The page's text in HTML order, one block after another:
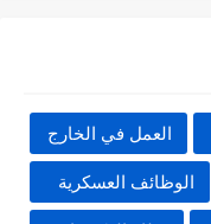
العمل في الخارج
الوظائف العسكرية